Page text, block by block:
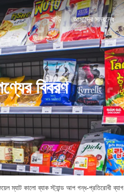
বাড়ি আমাদের সম্বন্ধে
বিবরণ
কালো ব্যাক স্ট্যান্ড আপ গন্ধ-প্রতিরোধী ব্যাগ